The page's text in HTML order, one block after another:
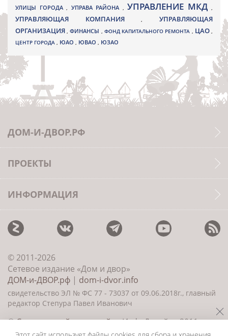
УЛИЦЫ ГОРОДА , УПРАВА РАЙОНА , УПРАВЛЕНИЕ МКД ,
УПРАВЛЯЮЩАЯ КОМПАНИЯ,УПРАВЛЯЮЩАЯ
ОРГАНИЗАЦИЯ,ФИНАНСЫ , ФОНД КАПИТАЛЬНОГО РЕМОНТА , ЦАО,
ЦЕНТР ГОРОДА , ЮАО , ЮВАО , ЮЗАО
ДОМ-И-ДВОР.РФ
ПРОЕКТЫ
ИНФОРМАЦИЯ
© 2011-2026
Сетевое издание «Дом и двор»
ДОМ-и-ДВОР.рф | dom-i-dvor.info
свидетельство ЭЛ № ФС 77 - 73037 от 09.06.2018г., главный
редактор Степура Павел Иванович
©Создание сайта и дизайн«ИнфоДизайн» 2011—
2026